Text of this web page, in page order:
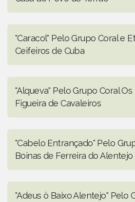
"Caracol" Pelo Grupo Coral e
Ceifeiros de Cuba
"Alqueva" Pelo Grupo Coral Os
Figueira de Cavaleiros
"Cabelo Entrançado" Pelo
Boinas de Ferreira do Alentejo
"Adeus ò Baixo Alentejo" Pelo